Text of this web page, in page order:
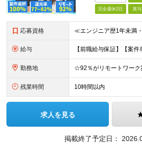
完全週休2日 賞与
応募資格
給与
勤務地
残業時間 10時間以内
求人を見る
掲載終了予定日：